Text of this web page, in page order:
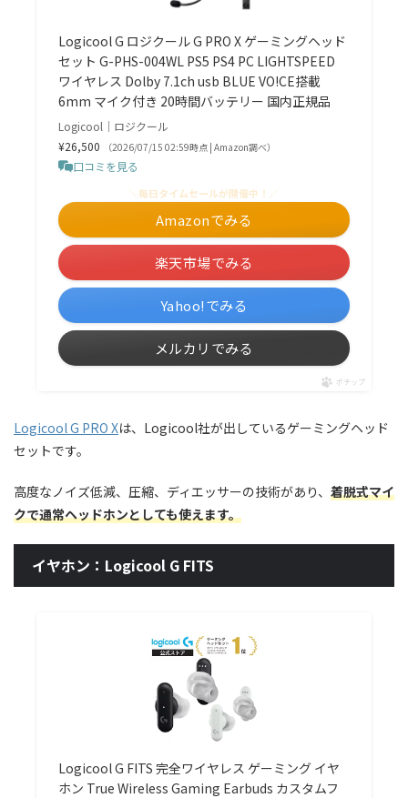
Logicool G ロジクール G PRO X ゲーミングヘッド
セット G-PHS-004WL PS5 PS4 PC LIGHTSPEED
ワイヤレス Dolby 7.1ch usb BLUE VO!CE搭載
6mm マイク付き 20時間バッテリー 国内正規品
Logicool｜ロジクール
¥26,500
（2026/07/15 02:59時点 | Amazon調べ）
口コミを見る
＼毎日タイムセールが開催中！／
Amazonでみる
楽天市場でみる
Yahoo!でみる
メルカリでみる
ポチップ
Logicool G PRO Xは、Logicool社が出しているゲーミングヘッド
セットです。
高度なノイズ低減、圧縮、ディエッサーの技術があり、 着脱式マイ
クで通常ヘッドホンとしても使えます。
イヤホン：Logicool G FITS
Logicool G FITS 完全ワイヤレス ゲーミング イヤ
ホン True Wireless Gaming Earbuds カスタムフ